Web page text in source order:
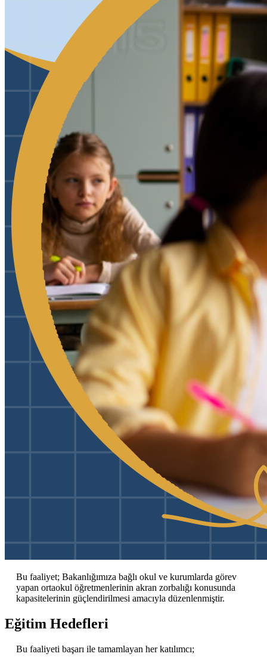
Bu faaliyet; Bakanlığımıza bağlı okul ve kurumlarda görev
yapan ortaokul öğretmenlerinin akran zorbalığı konusunda
kapasitelerinin güçlendirilmesi amacıyla düzenlenmiştir.
Eğitim Hedefleri
Bu faaliyeti başarı ile tamamlayan her katılımcı;